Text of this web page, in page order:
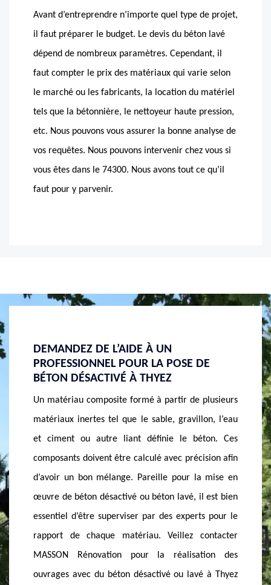
Avant d’entreprendre n’importe quel type de projet,
il faut préparer le budget. Le devis du béton lavé
dépend de nombreux paramètres. Cependant, il
faut compter le prix des matériaux qui varie selon
le marché ou les fabricants, la location du matériel
tels que la bétonnière, le nettoyeur haute pression,
etc. Nous pouvons vous assurer la bonne analyse de
vos requêtes. Nous pouvons intervenir chez vous si
vous êtes dans le 74300. Nous avons tout ce qu’il
faut pour y parvenir.
À UN
LA POSE DE
THYEZ
à partir de plusieurs
le sable, gravillon, l’eau
définie le béton. Ces
calculé avec précision afin
Pareille pour la mise en
ou béton lavé, il est bien
par des experts pour le
Veillez contacter
pour la réalisation des
ou lavé à Thyez
AVEZ-VOUS ENVIE DE RÉALISER
TRAVAUX AVEC DU BÉTON
OU BÉTON LAVÉ À THYEZ ?
L’utilisation du béton désactivé ou
pas très habituel dans le domaine de
C’est la raison pour laquelle peu de
de techniciens et d’entreprise savent
mettre en œuvre ce type de béton.
MASSON Rénovation est une
Thyez 74300 qui contrôle parfaitement
de mise en œuvre de ce béton. Dans
utile et conseille des ouvrages en
ou lavé. N’hésitez surtout pas à